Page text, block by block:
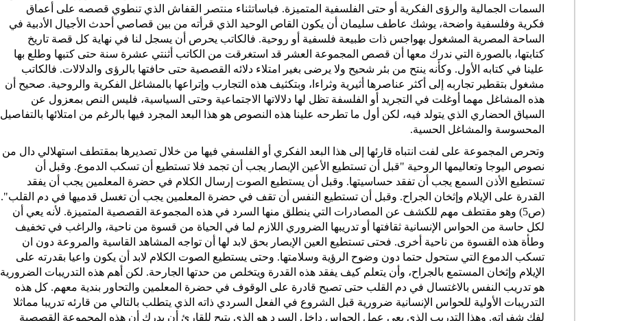
السمات الجمالية والرؤى الفكرية أو حتى الفلسفية المتميزة. فباساتثناء منتصر القفاش الذي تنطوي قصصه على أعماق
فكرية وفلسفية واضحة، يوشك عاطف سليمان أن يكون القاص الوحيد الذي قرأته من بين قصاصي أحدث الأجيال الأدبية في
الساحة المصرية المشغول بهواجس ذات طبيعة فلسفية أو روحية. فالكاتب يحرص أن يسجل لنا في نهاية كل قصة تاريخ
كتابتها، بالصورة التي ندرك معها أن قصص المجموعة العشر قد استغرقت من الكاتب أثنتي عشرة سنة حتى كتبها وطلع بها
علينا في كتابه الأول. وكأنه ينتح من بئر شحيح ولا يرضى بغير امتلاء دلائه القصصية حتى حافتها بالرؤى والدلالات. فالكاتب
مشغول بتقطير تجاربه إلى أكثر عناصرها أثيرية وثراءا، وبتكثيف هذه التجارب وإتراعها بالمشاغل الفكرية والروحية. صحيح أن
هذه المشاغل مهما أوغلت في التجريد أو الفلسفة تظل لها دلالاتها الاجتماعية وحتى السياسية، فليس النص بمعزول عن
السياق الحضاري الذي يتولد فيه، لكن أول ما تطرحه علينا هذه النصوص هو هذا البعد المجرد فيها بالرغم من امتلائها بالتفاصيل
المحسوسة والمشاغل الحسية.
وتحرص المجموعة على لفت انتباه قارئها إلى هذا البعد الفكري أو الفلسفي فيها من خلال تصديرها بمقتطف استهلالي دال من
نصوص اليوجا وتعاليمها الروحية "قبل أن تستطيع الأعين الإبصار يجب أن تجمد فلا تستطيع أن تسكب الدموع. وقبل أن
تستطيع الأذن السمع يجب أن تفقد حساسيتها. وقبل أن يستطيع الصوت إرسال الكلام في حضرة المعلمين يجب أن يفقد
القدرة على الإيلام وإثخان الجراح. وقبل أن تستطيع النفس أن تقف في حضرة المعلمين يجب أن تغسل قدميها في دم القلب".
(ص5) وهو مقتطف مهم للكشف عن المصادرات التي ينطلق منها السرد في هذه المجموعة القصصية المتميزة. لأنه يعي أن
لكل حاسة من الحواس الإنسانية ثقافتها أو تدريبها الضروري اللازم لما في الحياة من قسوة من ناحية، والراغب في تخفيف
وطأة هذه القسوة من ناحية أخرى. فحتى تستطيع العين الإبصار بحق لابد لها أن تواجه المشاهد القاسية والمروعة دون ان
تسكب الدموع التي ستحول حتما دون وضوح الرؤية وسلامتها. وحتى يستطيع الصوت الكلام لابد أن يكون واعيا بقدرته على
الإيلام وإثخان المستمع بالجراح، وأن يتعلم كيف يفقد هذه القدرة ويتخلص من حدتها الجارحة. لكن أهم هذه التدريبات الضرورية
هو تدريب النفس بالاغتسال في دم القلب حتى تصبح قادرة على الوقوف في حضرة المعلمين والتحاور بندية معهم. كل هذه
التدريبات الأولية للحواس الإنسانية ضرورية قبل الشروع في الفعل السردي ذاته الذي يتطلب بالتالي من قارئه تدريبا مماثلا
لفك شفراته. وهذا التدريب الذي يعي عمل الحواس داخل السرد هو الذي يتيح للقارئ أن يدرك أن هذه المجموعة القصصية